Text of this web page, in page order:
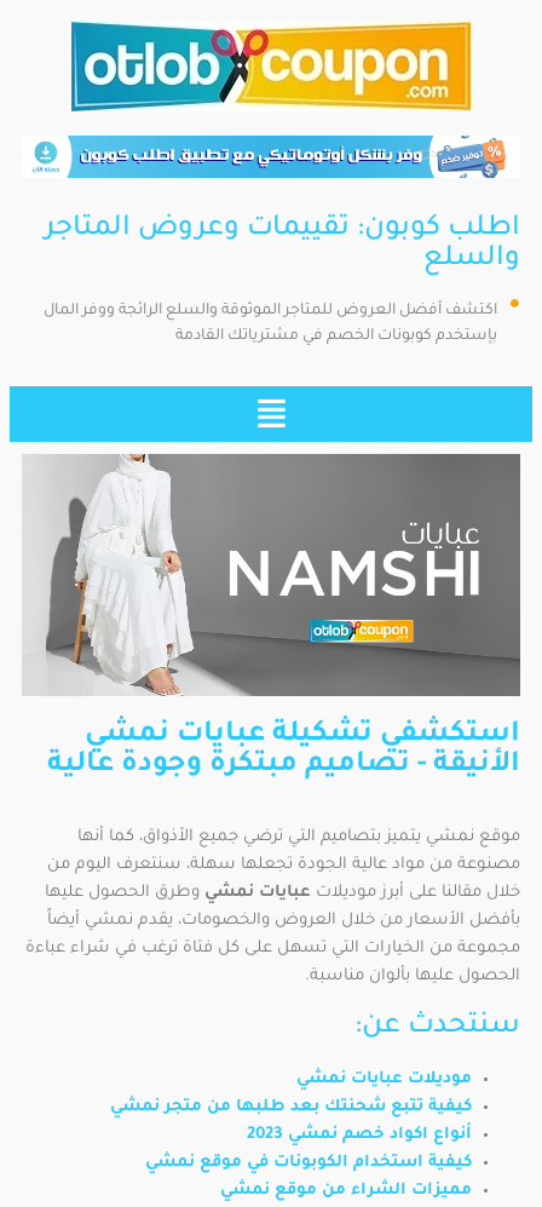
اطلب كوبون: تقييمات وعروض المتاجر
والسلع
اكتشف أفضل العروض للمتاجر الموثوقة والسلع الرائجة ووفر المال
بإستخدم كوبونات الخصم في مشترياتك القادمة
استكشفي تشكيلة عبايات نمشي
الأنيقة - تصاميم مبتكرة وجودة عالية
موقع نمشي يتميز بتصاميم التي ترضي جميع الأذواق، كما أنها
مصنوعة من مواد عالية الجودة تجعلها سهلة، سنتعرف اليوم من
خلال مقالنا على أبرز موديلات عبايات نمشي وطرق الحصول عليها
بأفضل الأسعار من خلال العروض والخصومات، يقدم نمشي أيضاً
مجموعة من الخيارات التي تسهل على كل فتاة ترغب في شراء عباءة
الحصول عليها بألوان مناسبة.
سنتحدث عن:
موديلات عبايات نمشي
كيفية تتبع شحنتك بعد طلبها من متجر نمشي
أنواع اكواد خصم نمشي 2023
كيفية استخدام الكوبونات في موقع نمشي
مميزات الشراء من موقع نمشي